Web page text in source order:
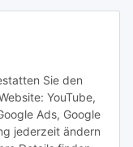
Sie den
YouTube,
Ads, Google
jederzeit ändern